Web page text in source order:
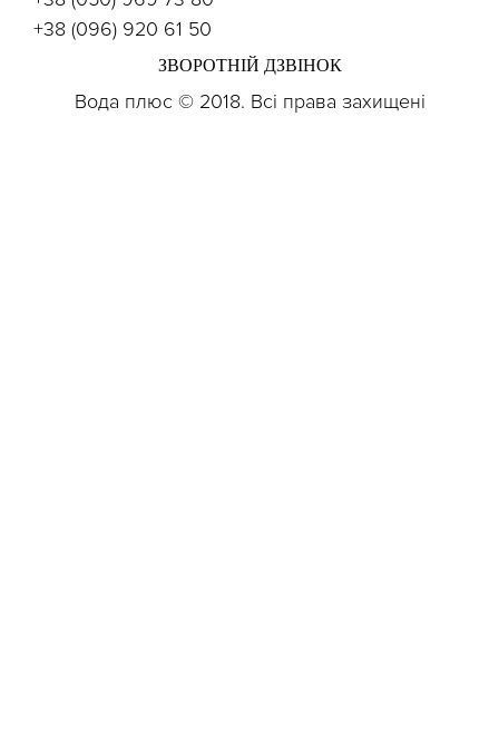
+38 (096) 920 61 50
ЗВОРОТНІЙ ДЗВІНОК
Вода плюс © 2018. Всі права захищені